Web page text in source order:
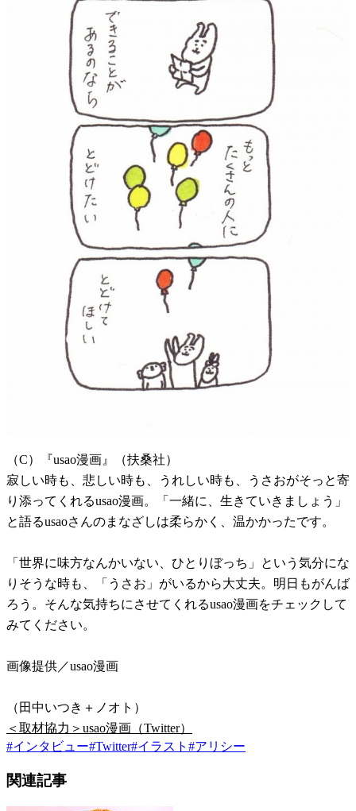
（C）『usao漫画』（扶桑社）
寂しい時も、悲しい時も、うれしい時も、うさおがそっと寄
り添ってくれるusao漫画。「一緒に、生きていきましょう」
と語るusaoさんのまなざしは柔らかく、温かかったです。
「世界に味方なんかいない、ひとりぼっち」という気分にな
りそうな時も、「うさお」がいるから大丈夫。明日もがんば
ろう。そんな気持ちにさせてくれるusao漫画をチェックして
みてください。
画像提供／usao漫画
（田中いつき＋ノオト）
＜取材協力＞usao漫画（Twitter）
#インタビュー#Twitter#イラスト #アリシー
関連記事